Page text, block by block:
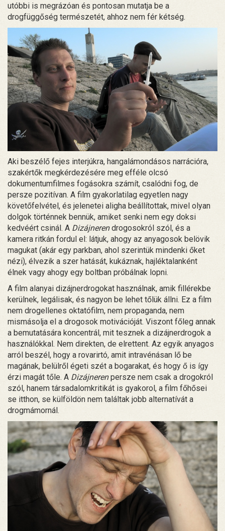
utóbbi is megrázóan és pontosan mutatja be a
drogfüggőség természetét, ahhoz nem fér kétség.
Aki beszélő fejes interjúkra, hangalámondásos narrációra,
szakértők megkérdezésére meg efféle olcsó
dokumentumfilmes fogásokra számít, csalódni fog, de
persze pozitívan. A film gyakorlatilag egyetlen nagy
követőfelvétel, és jelenetei aligha beállítottak, mivel olyan
dolgok történnek bennük, amiket senki nem egy doksi
kedvéért csinál. A Dizájnerendrogosokról szól, és a
kamera ritkán fordul el: látjuk, ahogy az anyagosok belövik
magukat (akár egy parkban, ahol szerintük mindenki őket
nézi), élvezik a szer hatását, kukáznak, hajléktalanként
élnek vagy ahogy egy boltban próbálnak lopni.
A film alanyai dizájnerdrogokat használnak, amik fillérekbe
kerülnek, legálisak, és nagyon be lehet tőlük állni. Ez a film
nem drogellenes oktatófilm, nem propaganda, nem
mismásolja el a drogosok motivációját. Viszont főleg annak
a bemutatására koncentrál, mit tesznek a dizájnerdrogok a
használókkal. Nem direkten, de elrettent. Az egyik anyagos
arról beszél, hogy a rovarirtó, amit intravénásan lő be
magának, belülről égeti szét a bogarakat, és hogy ő is így
érzi magát tőle. A Dizájnerenpersze nem csak a drogokról
szól, hanem társadalomkritikát is gyakorol, a film főhősei
se itthon, se külföldön nem találtak jobb alternatívát a
drogmámornál.